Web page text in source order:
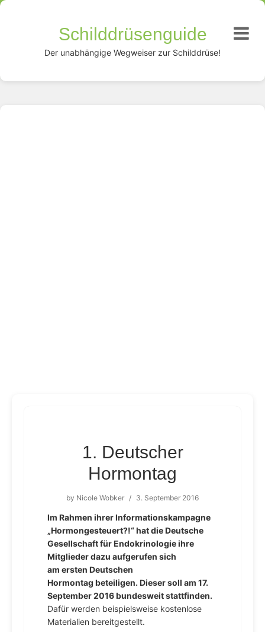
Schilddrüsenguide
Der unabhängige Wegweiser zur Schilddrüse!
1. Deutscher
Hormontag
by Nicole Wobker / 3. September 2016
Im Rahmen ihrer Informationskampagne
„Hormongesteuert?!“ hat die Deutsche
Gesellschaft für Endokrinologie ihre
Mitglieder dazu aufgerufen sich
am ersten Deutschen
Hormontag beteiligen. Dieser soll am 17.
September 2016 bundesweit stattfinden.
Dafür werden beispielsweise kostenlose
Materialien bereitgestellt.